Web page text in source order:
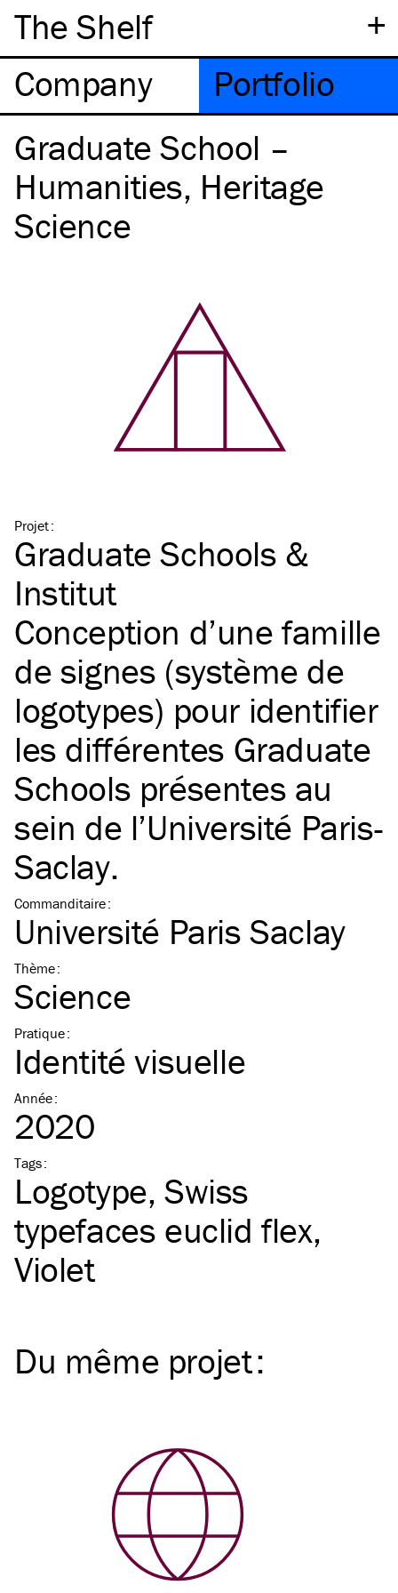
+
The Shelf
Company
Portfolio
Graduate School –
Humanities, Heritage
Science
Projet:
Graduate Schools &
Institut
Conception d’une famille
de signes (système de
logotypes) pour identifier
les différentes Graduate
Schools présentes au
sein de l’Université Paris-
Saclay.
Commanditaire:
Université Paris Saclay
Thème:
Science
Pratique:
Identité visuelle
Année:
2020
Tags:
Logotype Swiss
typefaces euclid flex
Violet
Du même projet: